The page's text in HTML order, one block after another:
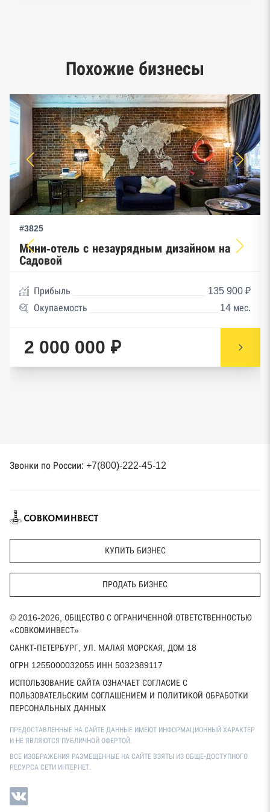
предпринимательства ФНС
Похожие бизнесы
#3825
Мини-отель с незаурядным дизайном на
Садовой
Прибыль
135 900 ₽
Окупаемость
14 мес.
2 000 000 ₽
Звонки по России: +7(800)-222-45-12
КУПИТЬ БИЗНЕС
ПРОДАТЬ БИЗНЕС
© 2016-2026, ОБЩЕСТВО С ОГРАНИЧЕННОЙ ОТВЕТСТВЕННОСТЬЮ
«СОВКОМИНВЕСТ»
САНКТ-ПЕТЕРБУРГ, УЛ. МАЛАЯ МОРСКАЯ, ДОМ 18
ОГРН 1255000032055 ИНН 5032389117
ИСПОЛЬЗОВАНИЕ САЙТА ОЗНАЧАЕТ СОГЛАСИЕ С
ПОЛЬЗОВАТЕЛЬСКИМ СОГЛАШЕНИЕМ И ПОЛИТИКОЙ ОБРАБОТКИ
ПЕРСОНАЛЬНЫХ ДАННЫХ
ПРЕДОСТАВЛЕННЫЕ НА САЙТЕ ДАННЫЕ ИМЕЮТ ИНФОРМАЦИОННЫЙ ХАРАКТЕР
И НЕ ЯВЛЯЮТСЯ ПУБЛИЧНОЙ ОФЕРТОЙ.
ВСЕ ИЗОБРАЖЕНИЯ РАЗМЕЩЕННЫЕ НА САЙТЕ ВЗЯТЫ ИЗ ОБЩЕ-ДОСТУПНОГО
РЕСУРСА СЕТИ ИНТЕРНЕТ.